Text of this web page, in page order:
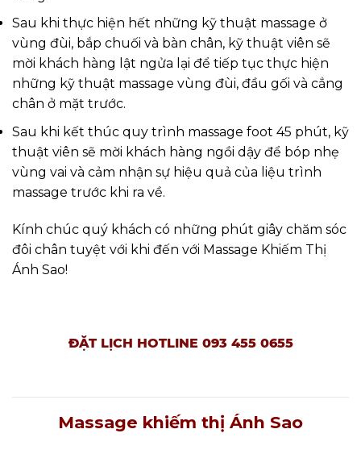
Sau khi thực hiện hết những kỹ thuật massage ở
vùng đùi, bắp chuối và bàn chân, kỹ thuật viên sẽ
mời khách hàng lật ngửa lại để tiếp tục thực hiện
những kỹ thuật massage vùng đùi, đầu gối và cẳng
chân ở mặt trước.
Sau khi kết thúc quy trình massage foot 45 phút, kỹ
thuật viên sẽ mời khách hàng ngồi dậy để bóp nhẹ
vùng vai và cảm nhận sự hiệu quả của liệu trình
massage trước khi ra về.
Kính chúc quý khách có những phút giây chăm sóc
đôi chân tuyệt với khi đến với Massage Khiếm Thị
Ánh Sao!
ĐẶT LỊCH HOTLINE 093 455 0655
Massage khiếm thị Ánh Sao